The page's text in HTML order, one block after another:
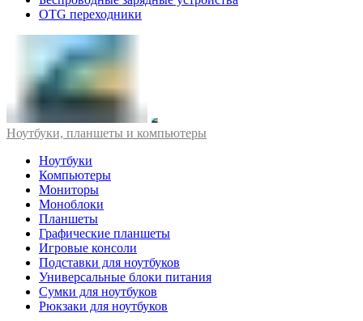
OTG переходники
Ноутбуки, планшеты и компьютеры
Ноутбуки
Компьютеры
Мониторы
Моноблоки
Планшеты
Графические планшеты
Игровые консоли
Подставки для ноутбуков
Универсальные блоки питания
Сумки для ноутбуков
Рюкзаки для ноутбуков